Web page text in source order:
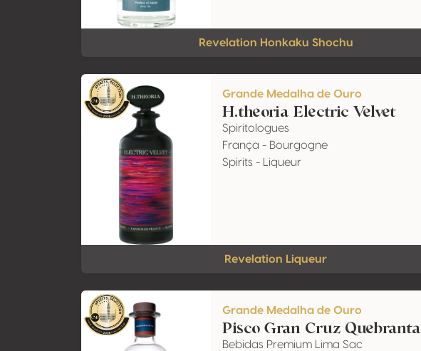
Revelation Honkaku Shochu
Grande Medalha de Ouro
H.theoria Electric Velvet
Spiritologues
França - Bourgogne
Spirits - Liqueur
Revelation Liqueur
Grande Medalha de Ouro
Pisco Gran Cruz Quebranta
Bebidas Premium Lima Sac